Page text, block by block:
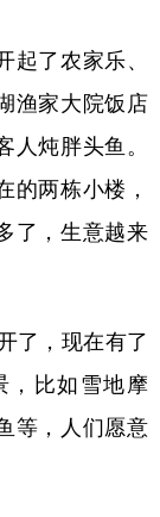
了农家乐、
渔家大院饭店
炖胖头鱼。
的两栋小楼，
了，生意越来
了，现在有了
，比如雪地摩
等，人们愿意